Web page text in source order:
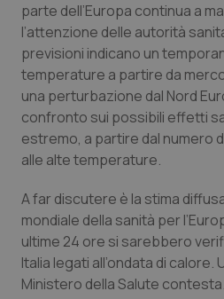
Emilia-Romagna
Friuli Venezia Giulia
Lazio
Lombardia
Marche
Colesterolo &
Dermatite Atopica
Diabete & glucometri
Disturbi dell’umore
Dolore
Donna & Salute
parte dell’Europa continua a
l’attenzione delle autorità
previsioni indicano un
temperature a partire da
una perturbazione dal Nord
confronto sui possibili effetti
estremo, a partire dal numero
alle alte temperature.
A far discutere è la stima
mondiale della sanità per
ultime 24 ore si sarebbero
Italia legati all’ondata di calore.
Ministero della Salute contesta.